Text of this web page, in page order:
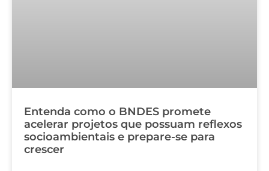
Entenda como o BNDES promete
acelerar projetos que possuam reflexos
socioambientais e prepare-se para
crescer